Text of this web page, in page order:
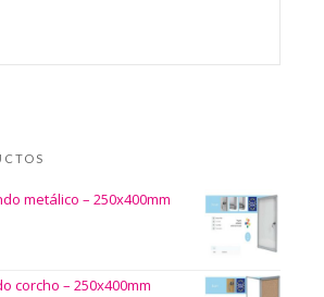
metálico – 250x400mm
corcho – 250x400mm